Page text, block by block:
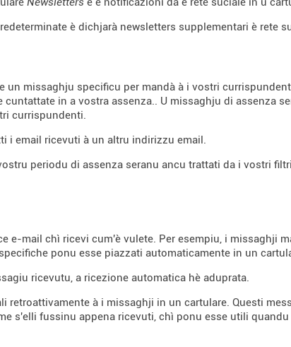
è dichjarà newsletters supplementari è rete
un missaghju specificu per mandà à i vostri
in a vostra assenza.. U missaghju di assenza
currispundenti.
i email ricevuti à un altru indirizzu email.
periodu di assenza seranu ancu trattati da i vostri
e-mail chì ricevi cum'è vulete. Per esempiu, i missaghji
ponu esse piazzati automaticamente in un
ricevutu, a ricezione automatica hè aduprata.
retroattivamente à i missaghji in un cartulare. Questi
s'elli fussinu appena ricevuti, chì ponu esse utili